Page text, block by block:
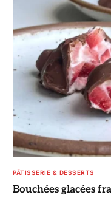
PÂTISSERIE & DESSERTS
Bouchées glacées